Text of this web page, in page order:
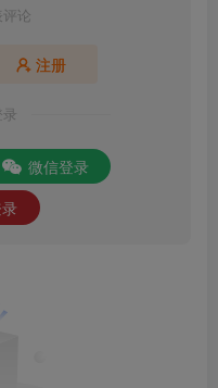
论
注册
微信登录